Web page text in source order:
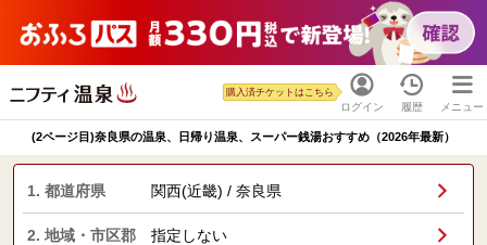
ログイン
購入済チケットはこちら
履歴 メニュー
(2ページ目)奈良県の温泉、日帰り温泉、スーパー銭湯おすすめ（2026年最新）
1. 都道府県 関西(近畿) / 奈良県
2. 地域・市区郡 指定しない